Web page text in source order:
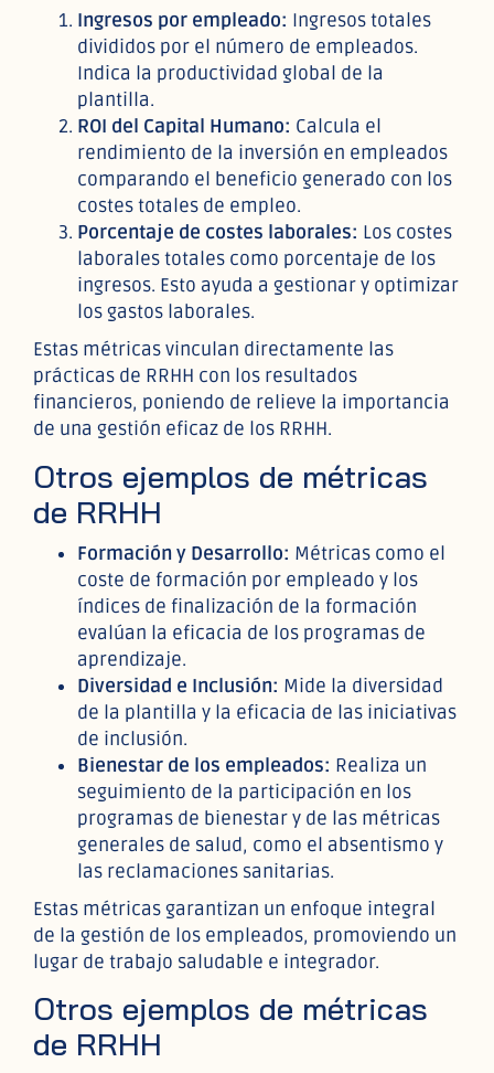
Ingresos por empleado: Ingresos totales
divididos por el número de empleados.
Indica la productividad global de la
plantilla.
ROI del Capital Humano: Calcula el
rendimiento de la inversión en empleados
comparando el beneficio generado con los
costes totales de empleo.
Porcentaje de costes laborales: Los costes
laborales totales como porcentaje de los
ingresos. Esto ayuda a gestionar y optimizar
los gastos laborales.
Estas métricas vinculan directamente las
prácticas de RRHH con los resultados
financieros, poniendo de relieve la importancia
de una gestión eficaz de los RRHH.
Otros ejemplos de métricas
de RRHH
Formación y Desarrollo: Métricas como el
coste de formación por empleado y los
índices de finalización de la formación
evalúan la eficacia de los programas de
aprendizaje.
Diversidad e Inclusión: Mide la diversidad
de la plantilla y la eficacia de las iniciativas
de inclusión.
Bienestar de los empleados: Realiza un
seguimiento de la participación en los
programas de bienestar y de las métricas
generales de salud, como el absentismo y
las reclamaciones sanitarias.
Estas métricas garantizan un enfoque integral
de la gestión de los empleados, promoviendo un
lugar de trabajo saludable e integrador.
Otros ejemplos de métricas
de RRHH